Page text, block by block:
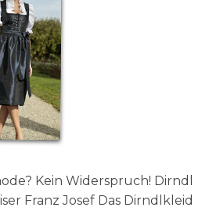
Kein Widerspruch! Dirndl
Franz Josef Das Dirndlkleid